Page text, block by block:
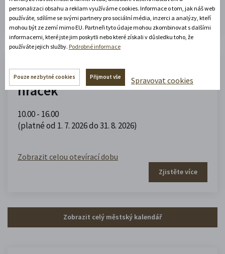
Zjistěte více
Muzeum domečků, panenek a
hraček
10.00 - 16.00
(platné od 1. 7. 2026 do 31. 8. 2026)
Zobrazit celou otevírací dobu
Zjistěte více
Zobrazit celý městský kalendář
personalizaci obsahu a reklam využíváme cookies. Informace o tom, jak náš web
používáte, sdílíme se svými partnery pro sociální média, inzerci a analýzy, kteří
mohou být ze zemí mimo EU. Partneři tyto údaje mohou zkombinovat s dalšími
informacemi, které jste jim poskytli nebo které získali v důsledku toho, že
používáte jejich služby. Podrobné informace
Pouze nezbytné cookies Přijmout vše Spravovat cookies